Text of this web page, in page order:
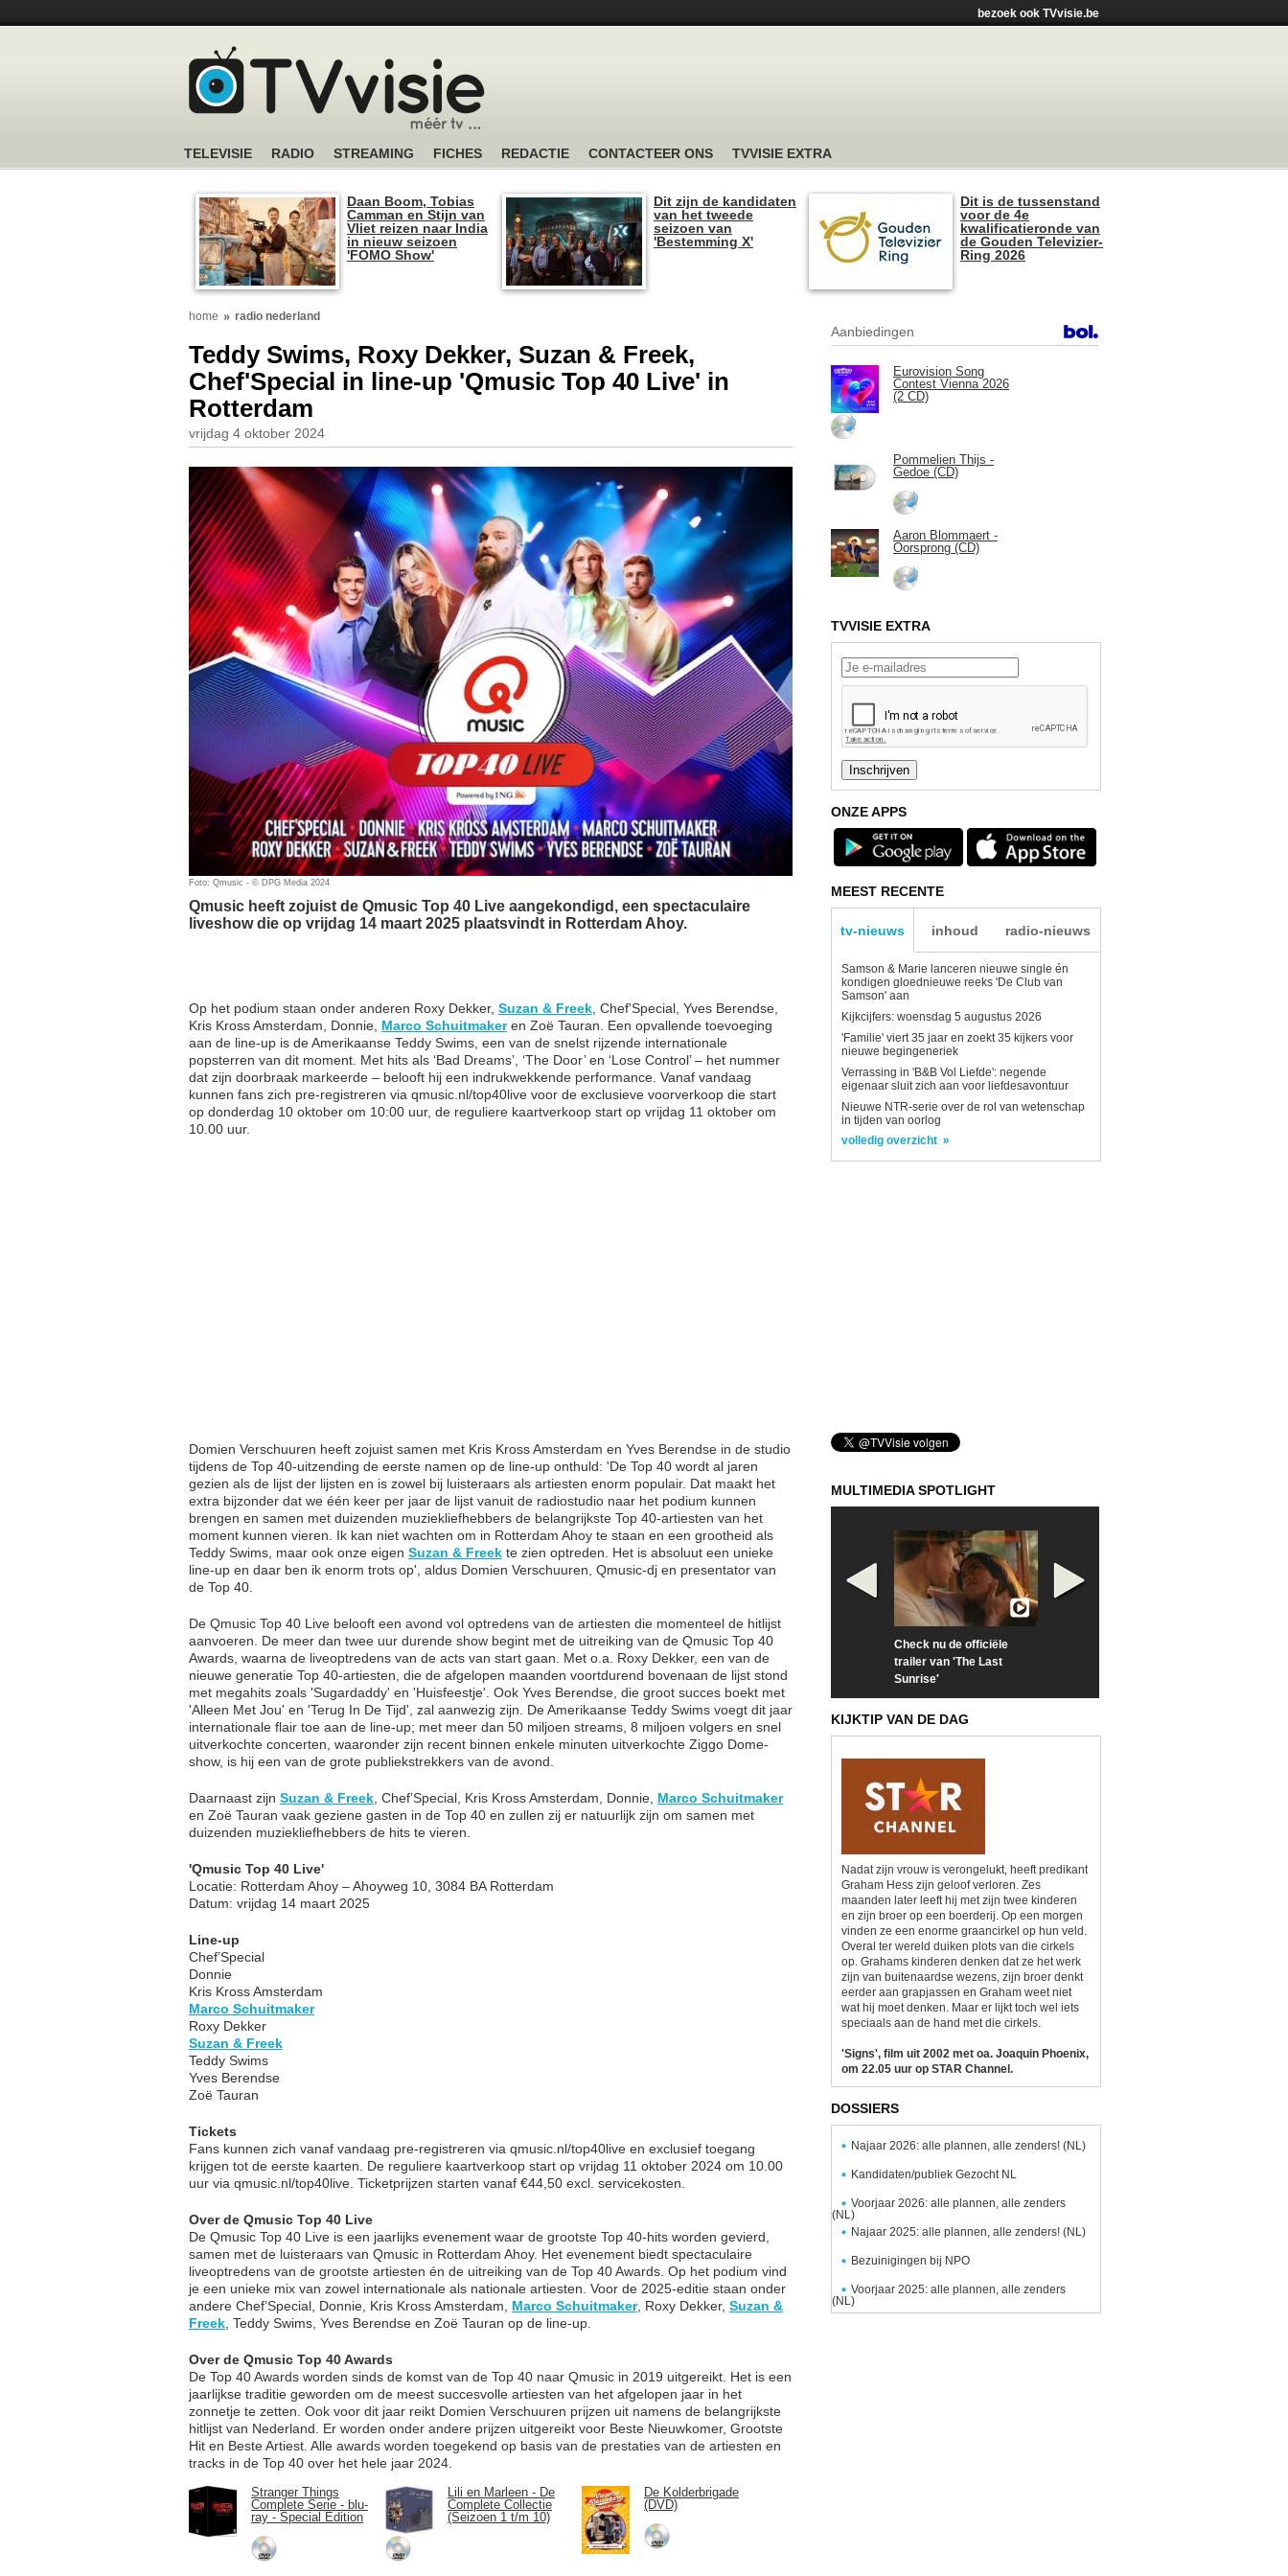
bezoek ook TVvisie.be
TELEVISIE RADIO STREAMING FICHES REDACTIE CONTACTEER ONS TVVISIE EXTRA
Daan Boom, Tobias
Camman en Stijn van
Vliet reizen naar India
in nieuw seizoen
'FOMO Show'
Dit zijn de kandidaten
van het tweede
seizoen van
'Bestemming X'
Dit is de tussenstand
voor de 4e
kwalificatieronde van
de Gouden Televizier-
Ring 2026
home radio nederland
Teddy Swims, Roxy Dekker, Suzan & Freek,
Chef'Special in line-up 'Qmusic Top 40 Live' in
Rotterdam
vrijdag 4 oktober 2024
Foto: Qmusic - © DPG Media 2024
Qmusic heeft zojuist de Qmusic Top 40 Live aangekondigd, een spectaculaire
liveshow die op vrijdag 14 maart 2025 plaatsvindt in Rotterdam Ahoy.
Op het podium staan onder anderen Roxy Dekker, Suzan & Freek , Chef'Special, Yves Berendse,
Kris Kross Amsterdam, Donnie, Marco Schuitmakeren Zoë Tauran. Een opvallende toevoeging
aan de line-up is de Amerikaanse Teddy Swims, een van de snelst rijzende internationale
popsterren van dit moment. Met hits als ‘Bad Dreams’, ‘The Door’ en ‘Lose Control’ – het nummer
dat zijn doorbraak markeerde – belooft hij een indrukwekkende performance. Vanaf vandaag
kunnen fans zich pre-registreren via qmusic.nl/top40live voor de exclusieve voorverkoop die start
op donderdag 10 oktober om 10:00 uur, de reguliere kaartverkoop start op vrijdag 11 oktober om
10.00 uur.
Domien Verschuuren heeft zojuist samen met Kris Kross Amsterdam en Yves Berendse in de studio
tijdens de Top 40-uitzending de eerste namen op de line-up onthuld: 'De Top 40 wordt al jaren
gezien als de lijst der lijsten en is zowel bij luisteraars als artiesten enorm populair. Dat maakt het
extra bijzonder dat we één keer per jaar de lijst vanuit de radiostudio naar het podium kunnen
brengen en samen met duizenden muziekliefhebbers de belangrijkste Top 40-artiesten van het
moment kunnen vieren. Ik kan niet wachten om in Rotterdam Ahoy te staan en een grootheid als
Teddy Swims, maar ook onze eigen Suzan & Freek te zien optreden. Het is absoluut een unieke
line-up en daar ben ik enorm trots op', aldus Domien Verschuuren, Qmusic-dj en presentator van
de Top 40.
De Qmusic Top 40 Live belooft een avond vol optredens van de artiesten die momenteel de hitlijst
aanvoeren. De meer dan twee uur durende show begint met de uitreiking van de Qmusic Top 40
Awards, waarna de liveoptredens van de acts van start gaan. Met o.a. Roxy Dekker, een van de
nieuwe generatie Top 40-artiesten, die de afgelopen maanden voortdurend bovenaan de lijst stond
met megahits zoals 'Sugardaddy' en 'Huisfeestje'. Ook Yves Berendse, die groot succes boekt met
'Alleen Met Jou' en 'Terug In De Tijd', zal aanwezig zijn. De Amerikaanse Teddy Swims voegt dit jaar
internationale flair toe aan de line-up; met meer dan 50 miljoen streams, 8 miljoen volgers en snel
uitverkochte concerten, waaronder zijn recent binnen enkele minuten uitverkochte Ziggo Dome-
show, is hij een van de grote publiekstrekkers van de avond.
Daarnaast zijn Suzan & Freek , Chef’Special, Kris Kross Amsterdam, Donnie, Marco Schuitmaker
en Zoë Tauran vaak geziene gasten in de Top 40 en zullen zij er natuurlijk zijn om samen met
duizenden muziekliefhebbers de hits te vieren.
'Qmusic Top 40 Live'
Locatie: Rotterdam Ahoy – Ahoyweg 10, 3084 BA Rotterdam
Datum: vrijdag 14 maart 2025
Line-up
Chef’Special
Donnie
Kris Kross Amsterdam
Marco Schuitmaker
Roxy Dekker
Suzan & Freek
Teddy Swims
Yves Berendse
Zoë Tauran
Tickets
Fans kunnen zich vanaf vandaag pre-registreren via qmusic.nl/top40live en exclusief toegang
krijgen tot de eerste kaarten. De reguliere kaartverkoop start op vrijdag 11 oktober 2024 om 10.00
uur via qmusic.nl/top40live. Ticketprijzen starten vanaf €44,50 excl. servicekosten.
Over de Qmusic Top 40 Live
De Qmusic Top 40 Live is een jaarlijks evenement waar de grootste Top 40-hits worden gevierd,
samen met de luisteraars van Qmusic in Rotterdam Ahoy. Het evenement biedt spectaculaire
liveoptredens van de grootste artiesten én de uitreiking van de Top 40 Awards. Op het podium vind
je een unieke mix van zowel internationale als nationale artiesten. Voor de 2025-editie staan onder
andere Chef’Special, Donnie, Kris Kross Amsterdam, Marco Schuitmaker, Roxy Dekker, Suzan &
Freek , Teddy Swims, Yves Berendse en Zoë Tauran op de line-up.
Over de Qmusic Top 40 Awards
De Top 40 Awards worden sinds de komst van de Top 40 naar Qmusic in 2019 uitgereikt. Het is een
jaarlijkse traditie geworden om de meest succesvolle artiesten van het afgelopen jaar in het
zonnetje te zetten. Ook voor dit jaar reikt Domien Verschuuren prijzen uit namens de belangrijkste
hitlijst van Nederland. Er worden onder andere prijzen uitgereikt voor Beste Nieuwkomer, Grootste
Hit en Beste Artiest. Alle awards worden toegekend op basis van de prestaties van de artiesten en
tracks in de Top 40 over het hele jaar 2024.
Stranger Things
Complete Serie - blu-
ray - Special Edition
Lili en Marleen - De
Complete Collectie
(Seizoen 1 t/m 10)
De Kolderbrigade
(DVD)
Aanbiedingen
Eurovision Song
Contest Vienna 2026
(2 CD)
Pommelien Thijs -
Gedoe (CD)
Aaron Blommaert -
Oorsprong (CD)
TVVISIE EXTRA
ONZE APPS
MEEST RECENTE
tv-nieuws inhoud radio-nieuws
Samson & Marie lanceren nieuwe single én
kondigen gloednieuwe reeks 'De Club van
Samson' aan
Kijkcijfers: woensdag 5 augustus 2026
'Familie' viert 35 jaar en zoekt 35 kijkers voor
nieuwe begingeneriek
Verrassing in 'B&B Vol Liefde': negende
eigenaar sluit zich aan voor liefdesavontuur
Nieuwe NTR-serie over de rol van wetenschap
in tijden van oorlog
volledig overzicht
MULTIMEDIA SPOTLIGHT
Check nu de officiële
trailer van 'The Last
Sunrise'
KIJKTIP VAN DE DAG
Nadat zijn vrouw is verongelukt, heeft predikant
Graham Hess zijn geloof verloren. Zes
maanden later leeft hij met zijn twee kinderen
en zijn broer op een boerderij. Op een morgen
vinden ze een enorme graancirkel op hun veld.
Overal ter wereld duiken plots van die cirkels
op. Grahams kinderen denken dat ze het werk
zijn van buitenaardse wezens, zijn broer denkt
eerder aan grapjassen en Graham weet niet
wat hij moet denken. Maar er lijkt toch wel iets
speciaals aan de hand met die cirkels.
'Signs', film uit 2002 met oa. Joaquin Phoenix,
om 22.05 uur op STAR Channel.
DOSSIERS
Najaar 2026: alle plannen, alle zenders! (NL)
Kandidaten/publiek Gezocht NL
Voorjaar 2026: alle plannen, alle zenders
(NL)
Najaar 2025: alle plannen, alle zenders! (NL)
Bezuinigingen bij NPO
Voorjaar 2025: alle plannen, alle zenders
(NL)